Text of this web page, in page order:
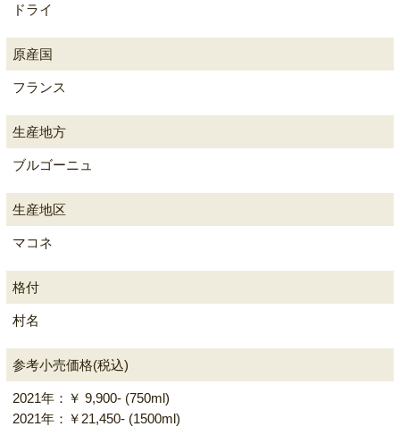
ドライ
原産国
フランス
生産地方
ブルゴーニュ
生産地区
マコネ
格付
村名
参考小売価格(税込)
2021年：￥ 9,900- (750ml)
2021年：￥21,450- (1500ml)